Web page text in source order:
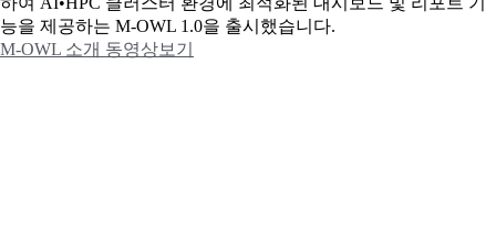
능을 제공하는 M-OWL 1.0을 출시했습니다.
M-OWL 소개 동영상보기